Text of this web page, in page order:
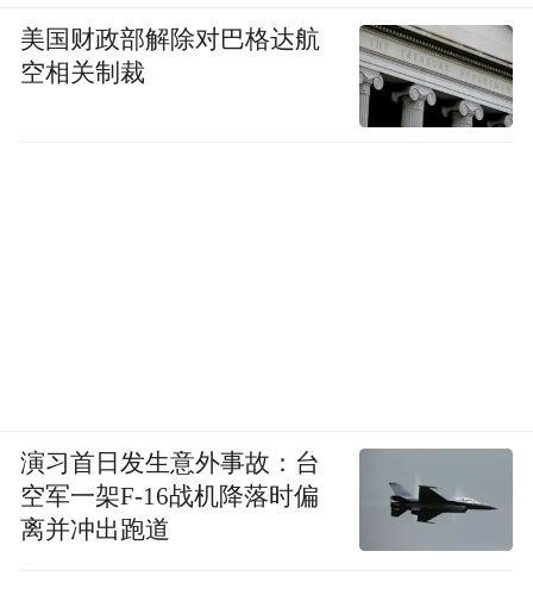
美国财政部解除对巴格达航
空相关制裁
演习首日发生意外事故：台
空军一架F-16战机降落时偏
离并冲出跑道